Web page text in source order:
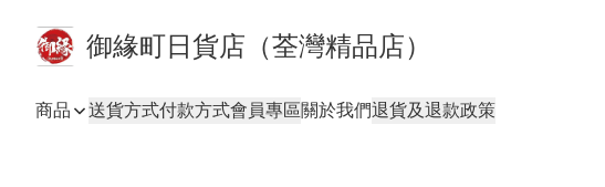
御緣町日貨店（荃灣精品店）
商品 送貨方式付款方式會員專區關於我們退貨及退款政策